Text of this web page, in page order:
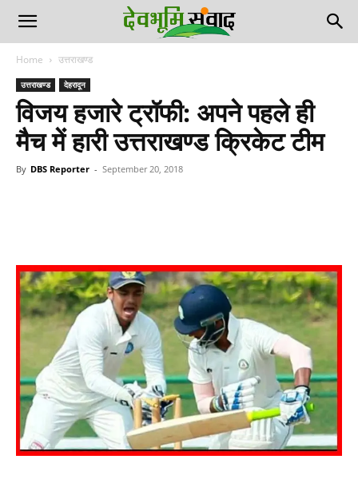
Home उत्तराखण्ड
उत्तराखण्ड देहरादून
विजय हजारे ट्रॉफी: अपने पहले ही
मैच में हारी उत्तराखण्ड क्रिकेट टीम
By DBS Reporter - September 20, 2018